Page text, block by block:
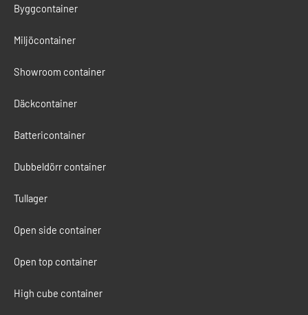
Byggcontainer
Miljöcontainer
Showroom container
Däckcontainer
Battericontainer
Dubbeldörr container
Tullager
Open side container
Open top container
High cube container